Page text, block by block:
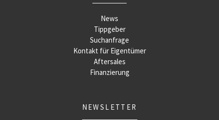
News
Tippgeber
Suchanfrage
Kontakt für Eigentümer
Aftersales
Finanzierung
NEWSLETTER